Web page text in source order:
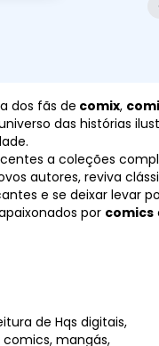
dos fãs de comix,
das histórias
a coleções
autores, reviva
e se deixar levar
por comics
de Hqs digitais,
mangás,